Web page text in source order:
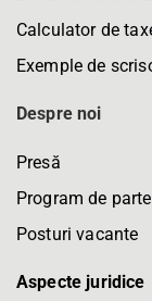
Calculator de
Exemple de
Despre noi
Presă
Program de
Posturi vacante
Aspecte juridice